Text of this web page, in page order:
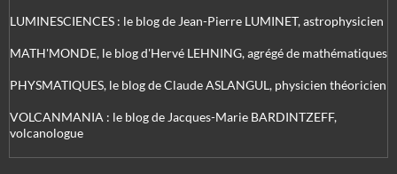
LUMINESCIENCES : le blog de Jean-Pierre LUMINET, astrophysicien
MATH'MONDE, le blog d'Hervé LEHNING, agrégé de mathématiques
PHYSMATIQUES, le blog de Claude ASLANGUL, physicien théoricien
VOLCANMANIA : le blog de Jacques-Marie BARDINTZEFF,
volcanologue